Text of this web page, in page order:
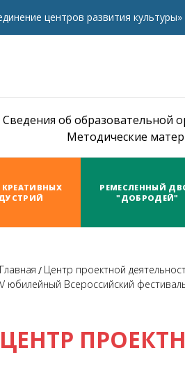
центров развития
Сведения об образовательной
Методические
РЕМЕСЛЕННЫЙ
"ДОБРОДЕЙ"
Главная Центр проектной
V юбилейный Всероссийский
ЦЕНТР